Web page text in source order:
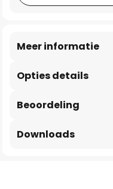
Opties details
Meer informatie
Beoordeling
Downloads